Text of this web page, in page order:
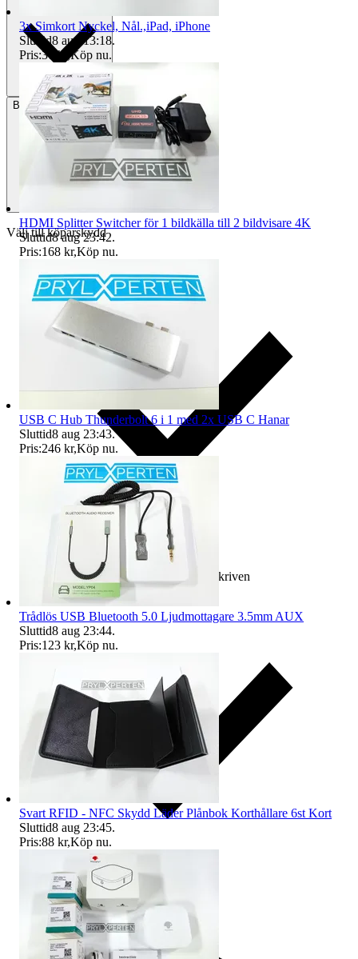
BetalningVia Tradera
Välj till köparskydd
Ersättning om varan inte är som beskriven
Ersättning om du inte får din vara
3x Simkort Nyckel, Nål.,iPad, iPhone
Sluttid8 aug 13:18.
Pris:37 kr ,Köp nu.
HDMI Splitter Switcher för 1 bildkälla till 2 bildvisare 4K
Sluttid8 aug 23:42.
Pris:168 kr,Köp nu.
USB C Hub Thunderbolt 6 i 1 med 2x USB C Hanar
Sluttid8 aug 23:43.
Pris:246 kr,Köp nu.
Trådlös USB Bluetooth 5.0 Ljudmottagare 3.5mm AUX
Sluttid8 aug 23:44.
Pris:123 kr,Köp nu.
Svart RFID - NFC Skydd Läder Plånbok Korthållare 6st Kort
Sluttid8 aug 23:45.
Pris:88 kr,Köp nu.